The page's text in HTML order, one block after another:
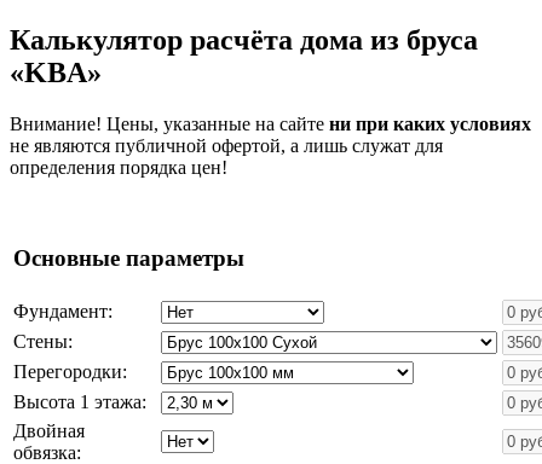
Калькулятор расчёта дома из бруса
«KBA»
Внимание! Цены, указанные на сайте ни при каких условиях
не являются публичной офертой, а лишь служат для
определения порядка цен!
Основные параметры
Фундамент:
Стены:
Перегородки:
Высота 1 этажа:
Двойная
обвязка: